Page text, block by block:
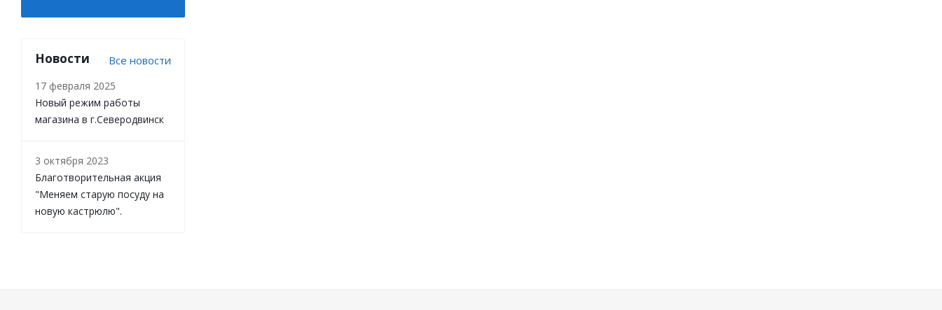
Новости Все новости
17 февраля 2025
Новый режим работы
магазина в г.Северодвинск
3 октября 2023
Благотворительная акция
"Меняем старую посуду на
новую кастрюлю".